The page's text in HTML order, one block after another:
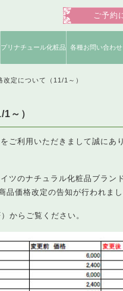
ご予約
プリナチュール化粧品
製品一覧
使用説明書一覧
ネットショップ
各種お問い合わせ
改定について（11/1～）
～）
ご利用いただきまして誠にあ
ツのナチュラル化粧品ブラン
価格改定の告知が行われまし
）からご覧ください。